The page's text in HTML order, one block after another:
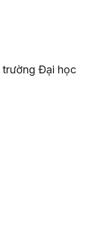
trường Đại học